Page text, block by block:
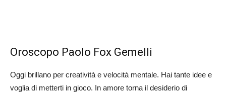
Oroscopo Paolo Fox Gemelli
Oggi brillano per creatività e velocità mentale. Hai tante idee e
voglia di metterti in gioco. In amore torna il desiderio di